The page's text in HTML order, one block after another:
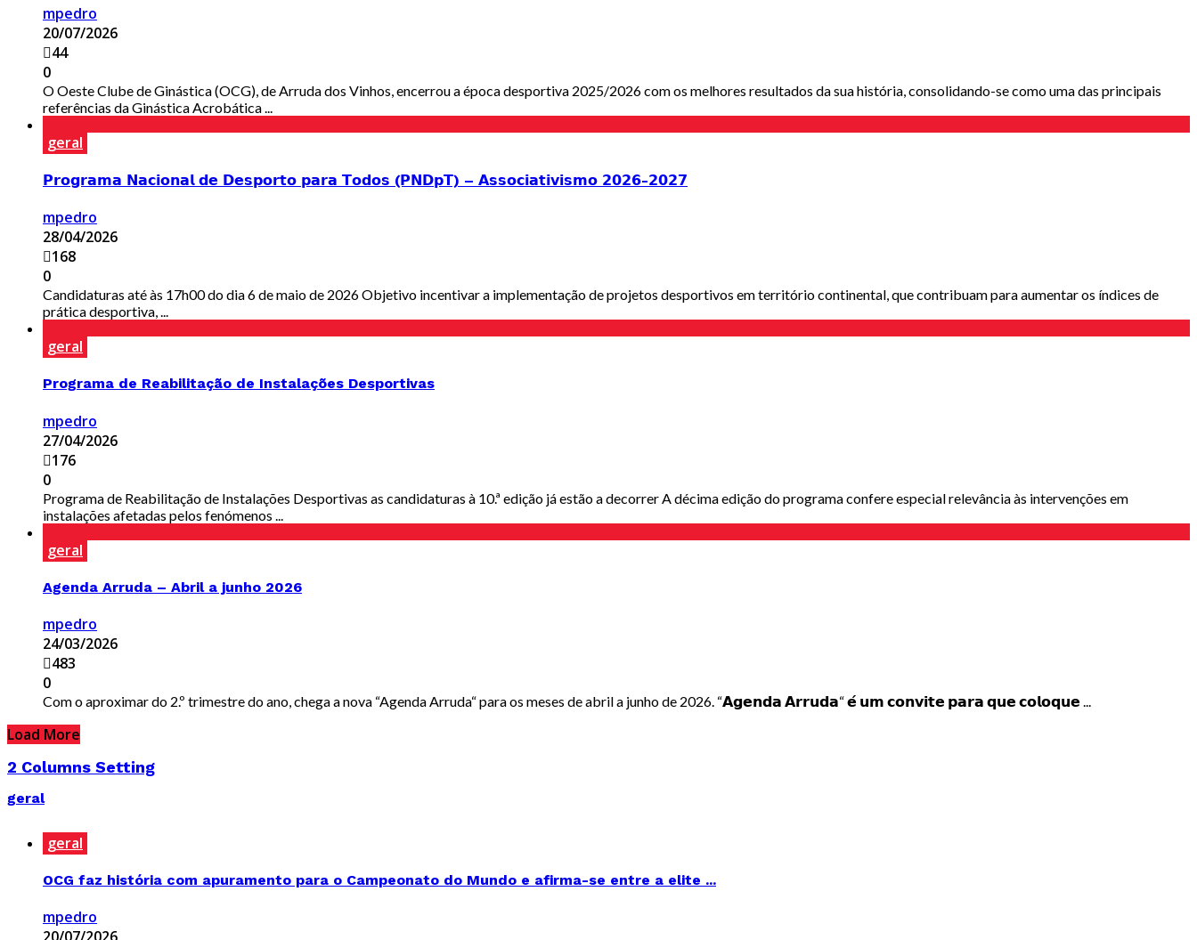
mpedro
20/07/2026
44
0
O Oeste Clube de Ginástica (OCG), de Arruda dos Vinhos, encerrou a época desportiva 2025/2026 com os melhores resultados da sua história, consolidando-se como uma das principais
referências da Ginástica Acrobática ...
geral
𝗣𝗿𝗼𝗴𝗿𝗮𝗺𝗮 𝗡𝗮𝗰𝗶𝗼𝗻𝗮𝗹 𝗱𝗲 𝗗𝗲𝘀𝗽𝗼𝗿𝘁𝗼 𝗽𝗮𝗿𝗮 𝗧𝗼𝗱𝗼𝘀 (𝗣𝗡𝗗𝗽𝗧) – 𝗔𝘀𝘀𝗼𝗰𝗶𝗮𝘁𝗶𝘃𝗶𝘀𝗺𝗼 𝟮𝟬𝟮𝟲-𝟮𝟬𝟮𝟳
mpedro
28/04/2026
168
0
Candidaturas até às 17h00 do dia 6 de maio de 2026 Objetivo incentivar a implementação de projetos desportivos em território continental, que contribuam para aumentar os índices de
prática desportiva, ...
geral
Programa de Reabilitação de Instalações Desportivas
mpedro
27/04/2026
176
0
Programa de Reabilitação de Instalações Desportivas as candidaturas à 10.ª edição já estão a decorrer A décima edição do programa confere especial relevância às intervenções em
instalações afetadas pelos fenómenos ...
geral
Agenda Arruda – Abril a junho 2026
mpedro
24/03/2026
483
0
Com o aproximar do 2.º trimestre do ano, chega a nova “Agenda Arruda“ para os meses de abril a junho de 2026. “𝗔𝗴𝗲𝗻𝗱𝗮 𝗔𝗿𝗿𝘂𝗱𝗮“ 𝗲́ 𝘂𝗺 𝗰𝗼𝗻𝘃𝗶𝘁𝗲 𝗽𝗮𝗿𝗮 𝗾𝘂𝗲 𝗰𝗼𝗹𝗼𝗾𝘂𝗲 ...
Load More
2 Columns Setting
geral
geral
OCG faz história com apuramento para o Campeonato do Mundo e afirma-se entre a elite ...
mpedro